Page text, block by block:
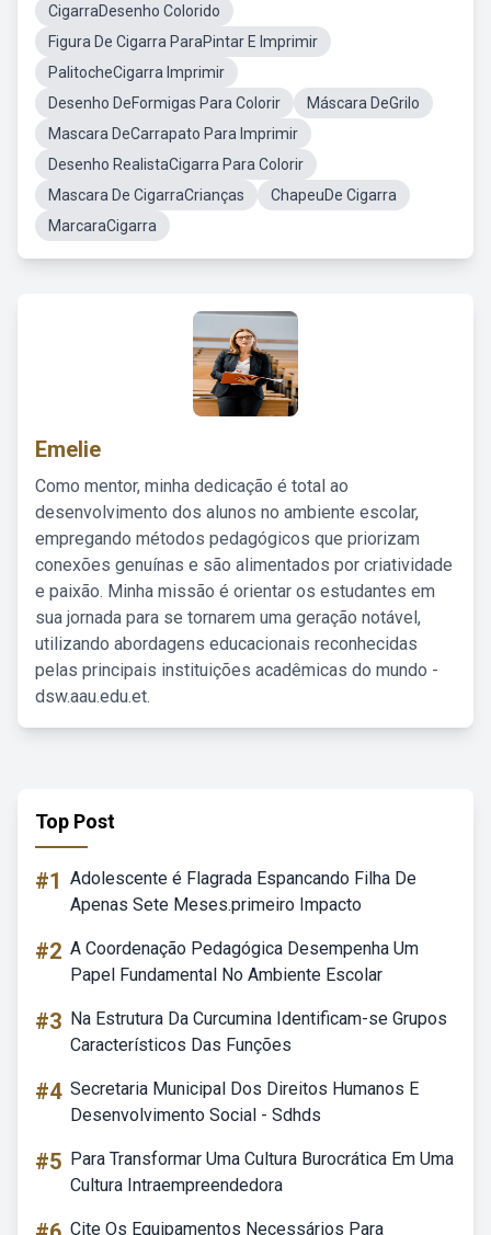
CigarraDesenho Colorido
Figura De Cigarra ParaPintar E Imprimir
PalitocheCigarra Imprimir
Desenho DeFormigas Para Colorir
Máscara DeGrilo
Mascara DeCarrapato Para Imprimir
Desenho RealistaCigarra Para Colorir
Mascara De CigarraCrianças
ChapeuDe Cigarra
MarcaraCigarra
Emelie
Como mentor, minha dedicação é total ao
desenvolvimento dos alunos no ambiente escolar,
empregando métodos pedagógicos que priorizam
conexões genuínas e são alimentados por criatividade
e paixão. Minha missão é orientar os estudantes em
sua jornada para se tornarem uma geração notável,
utilizando abordagens educacionais reconhecidas
pelas principais instituições acadêmicas do mundo -
dsw.aau.edu.et.
Top Post
#1 Adolescente é Flagrada Espancando Filha De
Apenas Sete Meses.primeiro Impacto
#2 A Coordenação Pedagógica Desempenha Um
Papel Fundamental No Ambiente Escolar
#3 Na Estrutura Da Curcumina Identificam-se Grupos
Característicos Das Funções
#4 Secretaria Municipal Dos Direitos Humanos E
Desenvolvimento Social - Sdhds
#5 Para Transformar Uma Cultura Burocrática Em Uma
Cultura Intraempreendedora
Cite Os Equipamentos Necessários Para